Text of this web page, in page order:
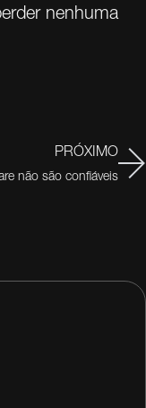
nenhuma
PRÓXIMO
não são confiáveis